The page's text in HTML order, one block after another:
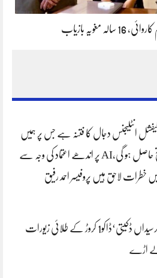
مغویہ بازیاب
انٹلیجنس دجال کا فتنہ ہے جس پر ہمیں
فتح حاصل ہو گی،AI پر اندھے اعتماد کی وجہ سے
خطرات لاحق ہیں پروفیسر احمد رفیق
کلرسیداں ڈکیتی‘ڈاکو1 کروڑ کے طلائی زیورات
اڑے